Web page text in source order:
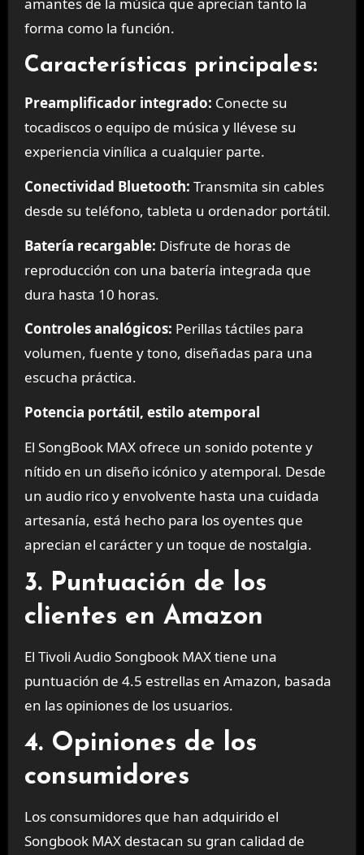
amantes de la música que aprecian tanto la
forma como la función.
Características principales:
Preamplificador integrado: Conecte su
tocadiscos o equipo de música y llévese su
experiencia vinílica a cualquier parte.
Conectividad Bluetooth: Transmita sin cables
desde su teléfono, tableta u ordenador portátil.
Batería recargable: Disfrute de horas de
reproducción con una batería integrada que
dura hasta 10 horas.
Controles analógicos: Perillas táctiles para
volumen, fuente y tono, diseñadas para una
escucha práctica.
Potencia portátil, estilo atemporal
El SongBook MAX ofrece un sonido potente y
nítido en un diseño icónico y atemporal. Desde
un audio rico y envolvente hasta una cuidada
artesanía, está hecho para los oyentes que
aprecian el carácter y un toque de nostalgia.
3. Puntuación de los
clientes en Amazon
El Tivoli Audio Songbook MAX tiene una
puntuación de 4.5 estrellas en Amazon, basada
en las opiniones de los usuarios.
4. Opiniones de los
consumidores
Los consumidores que han adquirido el
Songbook MAX destacan su gran calidad de